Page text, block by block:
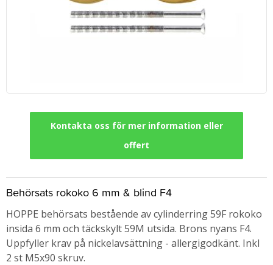
Kontakta oss för mer information eller
offert
Behörsats rokoko 6 mm & blind F4
HOPPE behörsats bestående av cylinderring 59F rokoko
insida 6 mm och täckskylt 59M utsida. Brons nyans F4.
Uppfyller krav på nickelavsättning - allergigodkänt. Inkl
2 st M5x90 skruv.